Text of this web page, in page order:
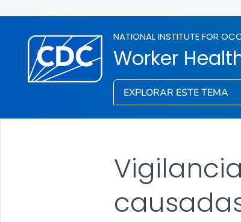
NATIONAL INSTITUTE FOR
Worker
EXPLORAR ESTE TEMA